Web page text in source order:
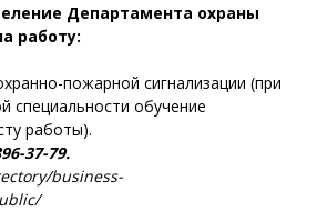
Департамента охраны
работу:
пожарной сигнализации (при
специальности обучение
работы).
37-79.
business-